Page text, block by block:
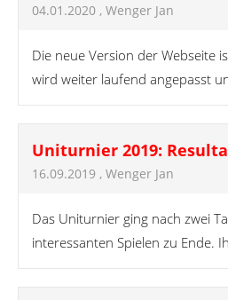
04.01.2020 , Wenger Jan
Die neue Version der Webseite
wird weiter laufend angepasst
Uniturnier 2019:
16.09.2019 , Wenger Jan
Das Uniturnier ging nach zwei
interessanten Spielen zu Ende.